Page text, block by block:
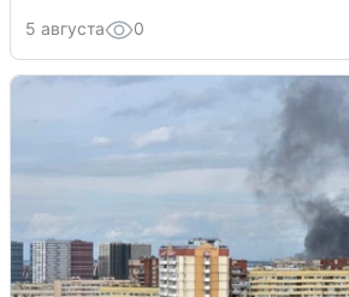
5 августа 0